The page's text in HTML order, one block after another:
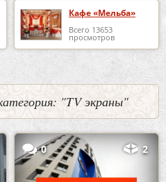
Кафе «Мельба»
Всего 13653
просмотров
"TV экраны"
0 2